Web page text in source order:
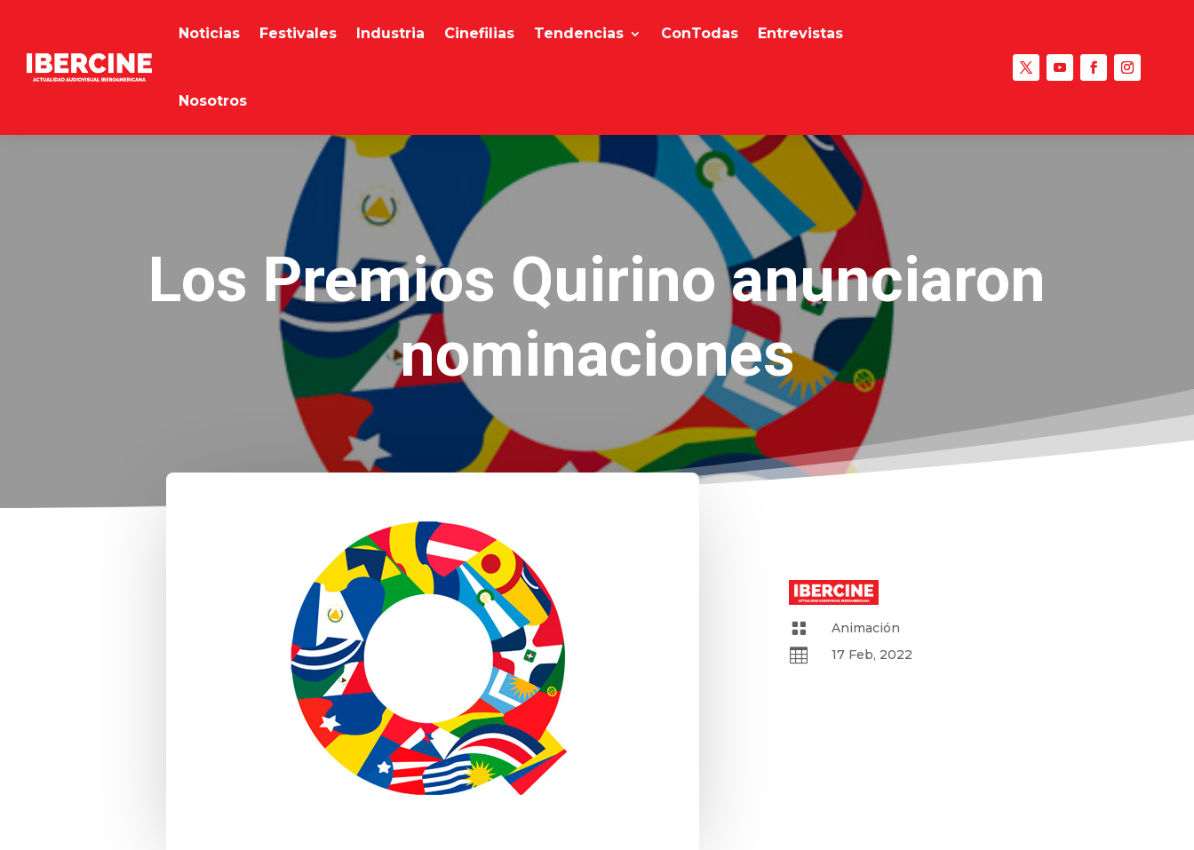
Noticias Festivales Industria Cinefilias Tendencias ConTodas Entrevistas
Nosotros
Los Premios Quirino anunciaron
nominaciones
 Animación
 17 Feb, 2022